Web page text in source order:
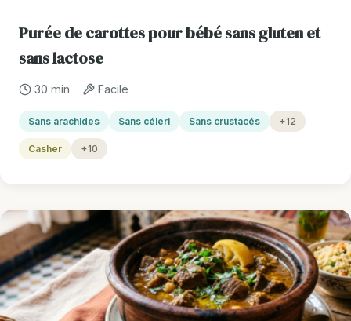
Purée de carottes pour bébé sans gluten et
sans lactose
30 min Facile
Sans arachides Sans céleri Sans crustacés +12
Casher +10